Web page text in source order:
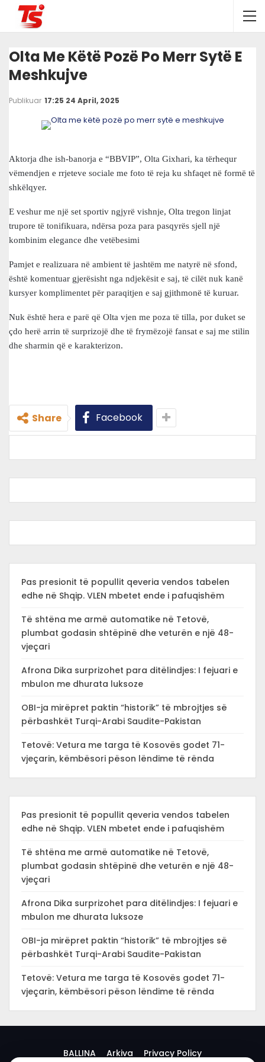
Olta Me Këtë Pozë Po Merr Sytë E
Meshkujve
Publikuar 17:25 24 April, 2025
Aktorja dhe ish-banorja e “BBVIP”, Olta Gixhari, ka tërhequr
vëmendjen e rrjeteve sociale me foto të reja ku shfaqet në formë të
shkëlqyer.
E veshur me një set sportiv ngjyrë vishnje, Olta tregon linjat
trupore të tonifikuara, ndërsa poza para pasqyrës sjell një
kombinim elegance dhe vetëbesimi
Pamjet e realizuara në ambient të jashtëm me natyrë në sfond,
është komentuar gjerësisht nga ndjekësit e saj, të cilët nuk kanë
kursyer komplimentet për paraqitjen e saj gjithmonë të kuruar.
Nuk është hera e parë që Olta vjen me poza të tilla, por duket se
çdo herë arrin të surprizojë dhe të frymëzojë fansat e saj me stilin
dhe sharmin që e karakterizon.
Share Facebook
Pas presionit të popullit qeveria vendos tabelen
edhe në Shqip. VLEN mbetet ende i pafuqishëm
Të shtëna me armë automatike në Tetovë,
plumbat godasin shtëpinë dhe veturën e një 48-
vjeçari
Afrona Dika surprizohet para ditëlindjes: I fejuari e
mbulon me dhurata luksoze
OBI-ja mirëpret paktin “historik” të mbrojtjes së
përbashkët Turqi-Arabi Saudite-Pakistan
Tetovë: Vetura me targa të Kosovës godet 71-
vjeçarin, këmbësori pëson lëndime të rënda
Pas presionit të popullit qeveria vendos tabelen
edhe në Shqip. VLEN mbetet ende i pafuqishëm
Të shtëna me armë automatike në Tetovë,
plumbat godasin shtëpinë dhe veturën e një 48-
vjeçari
Afrona Dika surprizohet para ditëlindjes: I fejuari e
mbulon me dhurata luksoze
OBI-ja mirëpret paktin “historik” të mbrojtjes së
përbashkët Turqi-Arabi Saudite-Pakistan
Tetovë: Vetura me targa të Kosovës godet 71-
vjeçarin, këmbësori pëson lëndime të rënda
BALLINA Arkiva Privacy Policy